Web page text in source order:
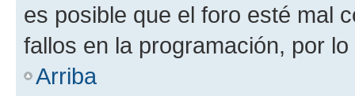
es posible que el foro esté mal
fallos en la programación, por
Arriba